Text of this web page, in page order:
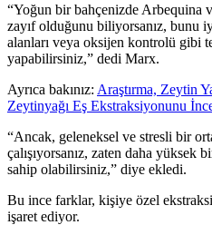
“Yoğun bir bahçenizde Arbequina
zayıf olduğunu biliyorsanız, bunu
alanları veya oksijen kontrolü gibi
yapabilirsiniz,” dedi Marx.
Ayrıca bakınız: Araştırma, Zeytin
Zeytinyağı Eş Ekstraksiyonunu
“Ancak, geleneksel ve stresli bir
çalışıyorsanız, zaten daha yüksek
sahip olabilirsiniz,” diye ekledi.
Bu ince farklar, kişiye özel
işaret ediyor.